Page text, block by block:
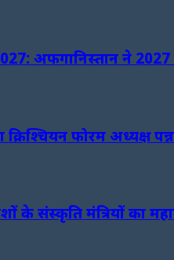
अफगानिस्तान ने 2027
फोरम अध्यक्ष
के संस्कृति मंत्रियों का